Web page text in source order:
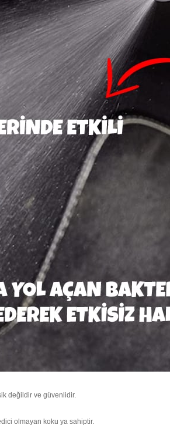
değildir ve güvenlidir.
olmayan koku ya sahiptir.